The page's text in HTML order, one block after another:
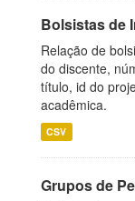
Bolsistas de
Relação de
do discente,
título, id do
acadêmica.
CSV
Grupos de